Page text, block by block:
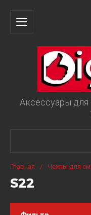
Аксессуары
Главная / Чехлы для
S22